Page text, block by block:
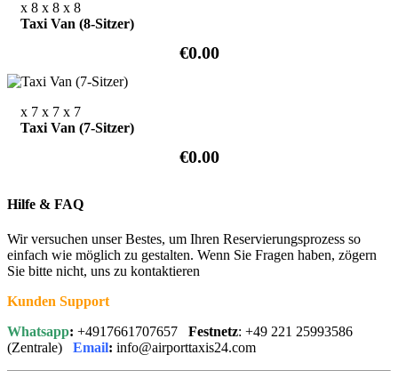
x 8 x 8 x 8
Taxi Van (8-Sitzer)
€0.00
x 7 x 7 x 7
Taxi Van (7-Sitzer)
€0.00
Hilfe & FAQ
Wir versuchen unser Bestes, um Ihren Reservierungsprozess so
einfach wie möglich zu gestalten. Wenn Sie Fragen haben, zögern
Sie bitte nicht, uns zu kontaktieren
Kunden Support
Whatsapp: +4917661707657 Festnetz: +49 221 25993586
(Zentrale) Email: info@airporttaxis24.com